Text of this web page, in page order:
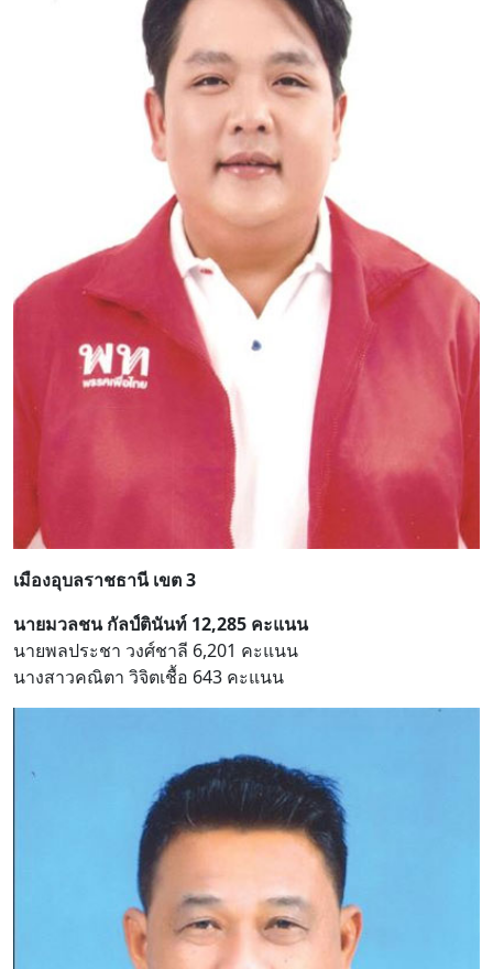
เมืองอุบลราชธานี เขต 3
นายมวลชน กัลป์ตินันท์ 12,285 คะแนน
นายพลประชา วงศ์ชาลี 6,201 คะแนน
นางสาวคณิตา วิจิตเชื้อ 643 คะแนน